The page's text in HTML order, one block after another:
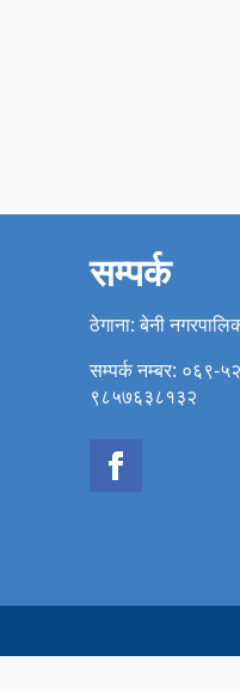
सम्पर्क
ठेगाना: बेनी
सम्पर्क नम्बर: ०६९-
९८५७६३८१३२